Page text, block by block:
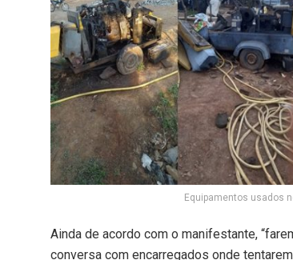
Equipamentos usados
Ainda de acordo com o manifestante,
conversa com encarregados onde